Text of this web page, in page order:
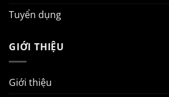
Tuyển dụng
GIỚI THIỆU
Giới thiệu